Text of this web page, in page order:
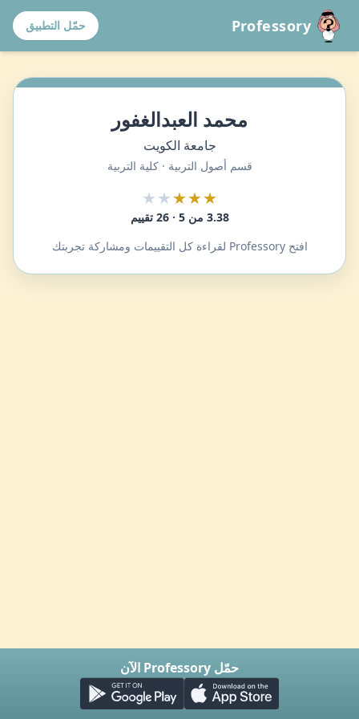
Professory حمّل التطبيق
محمد العبدالغفور
جامعة الكويت
قسم أصول التربية · كلية التربية
★★★
★★
3.38 من 5 · 26 تقييم
افتح Professory لقراءة كل التقييمات ومشاركة تجربتك
حمّل Professory الآن